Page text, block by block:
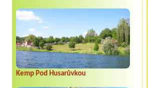
Kemp Pod Husarůvkou